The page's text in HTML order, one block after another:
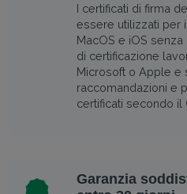
I certificati di firma
essere utilizzati per
MacOS e iOS
di certificazione
Microsoft o Apple e
raccomandazioni e
certificati secondo il
Garanzia